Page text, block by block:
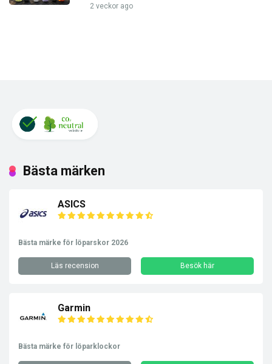
2 veckor ago
Bästa märken
ASICS
Bästa märke för löparskor 2026
Läs recension Besök här
Garmin
Bästa märke för löparklockor